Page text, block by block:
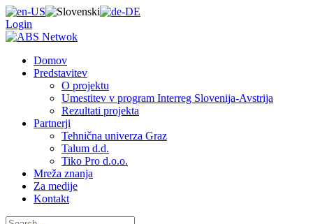
Login
Domov
Predstavitev
O projektu
Umestitev v program Interreg Slovenija-Avstrija
Rezultati projekta
Partnerji
Tehnična univerza Graz
Talum d.d.
Tiko Pro d.o.o.
Mreža znanja
Za medije
Kontakt